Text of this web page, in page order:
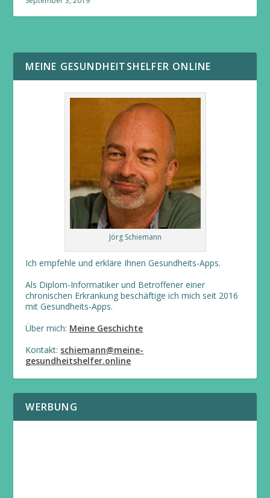
MEINE GESUNDHEITSHELFER ONLINE
Jörg Schiemann
Ich empfehle und erkläre Ihnen Gesundheits-Apps.
Als Diplom-Informatiker und Betroffener einer
chronischen Erkrankung beschäftige ich mich seit 2016
mit Gesundheits-Apps.
Über mich: Meine Geschichte
Kontakt: schiemann@meine-
gesundheitshelfer.online
WERBUNG